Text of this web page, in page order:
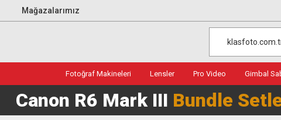
Mağazalarımız
Fotoğraf Makineleri Lensler Pro Video Gimbal
Canon R6 Mark III Bundle